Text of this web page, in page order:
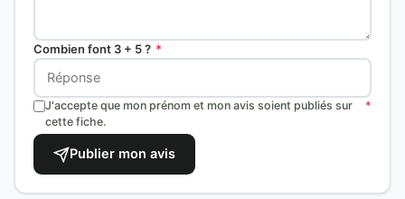
Combien font 3 + 5 ? *
J'accepte que mon prénom et mon avis soient publiés sur
cette fiche.
*
Publier mon avis